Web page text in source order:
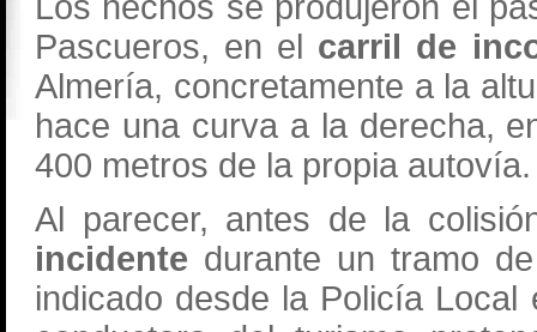
Pascueros, en el carril de
Almería, concretamente a la
hace una curva a la derecha,
400 metros de la propia autovía.
Al parecer, antes de la
incidente durante un tramo
indicado desde la Policía